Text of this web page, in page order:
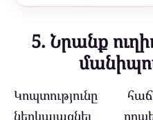
5. Նրանք
Կոպտությունը
ներկայացնել